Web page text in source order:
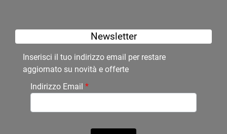
Newsletter
Inserisci il tuo indirizzo email per restare
aggiornato su novità e offerte
Indirizzo Email *